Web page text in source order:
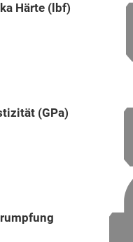
Härte (lbf)
(GPa)